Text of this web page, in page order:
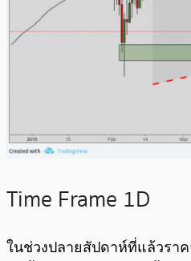
Time Frame 1D
ในช่วงปลายสัปดาห์ที่แล้วรา